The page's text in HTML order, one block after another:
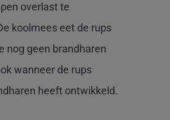
overlast te
koolmees eet de rups
nog geen brandharen
wanneer de rups
heeft ontwikkeld.